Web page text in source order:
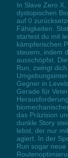
In Slave Zero
dystopischen
auf 0
Fähigkeiten.
startest du mit
kämpferischen
steuern, indem
ausschöpfst.
Run, zwingt
Gegner in
Gerade für
das Präzision
dunkle Story
lebst, der nur
agiert. In der
Run sogar